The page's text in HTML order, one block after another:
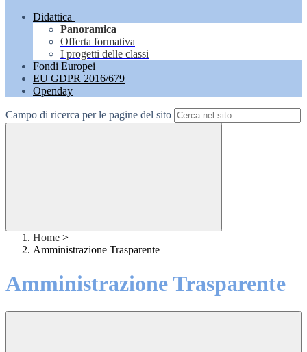
Didattica
Panoramica
Offerta formativa
I progetti delle classi
Fondi Europei
EU GDPR 2016/679
Openday
Campo di ricerca per le pagine del sito
Home >
Amministrazione Trasparente
Amministrazione Trasparente